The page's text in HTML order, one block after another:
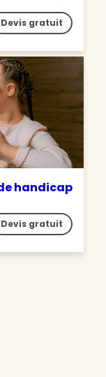
Devis gratuit
handicap
Devis gratuit